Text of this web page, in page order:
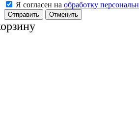
Я согласен на обработку
Отменить